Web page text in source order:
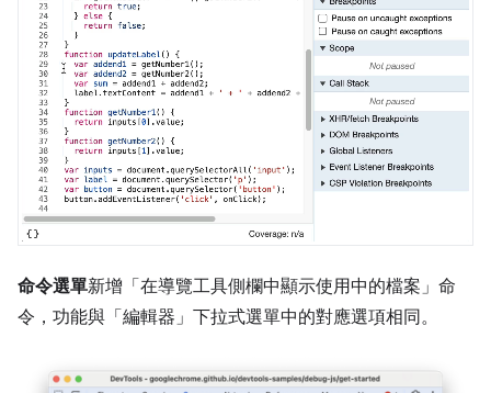
命令選單新增「在導覽工具側欄中顯示使用中的檔案」 命
令，功能與「編輯器」 下拉式選單中的對應選項相同。